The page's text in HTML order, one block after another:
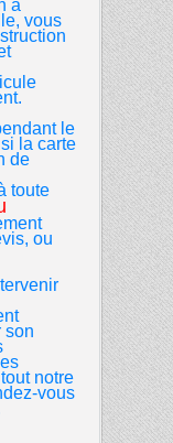
à
vous
le
la carte
de
toute
ou
son
notre
vous